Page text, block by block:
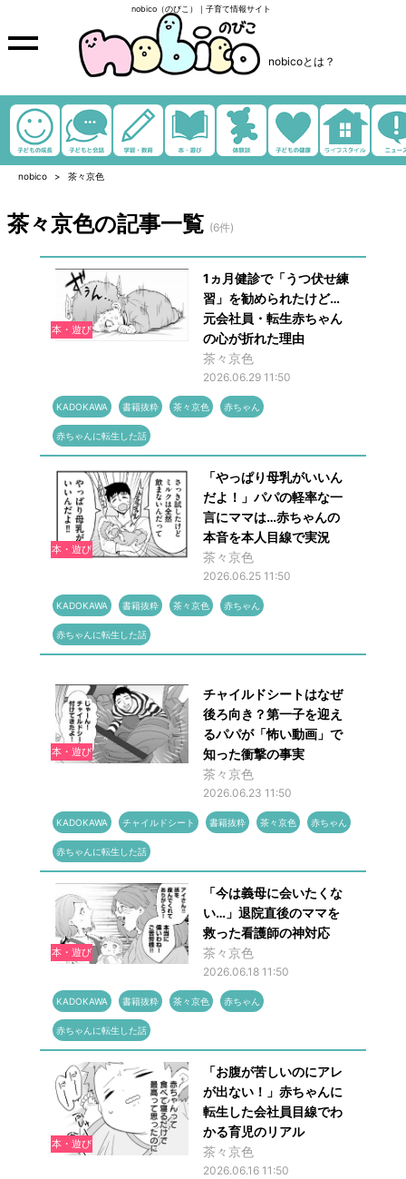
nobico（のびこ）｜子育て情報サイト
nobicoとは？
nobico 茶々京色
茶々京色の記事一覧 (6件)
本・遊び
1ヵ月健診で「うつ伏せ練
習」を勧められたけど…
元会社員・転生赤ちゃん
の心が折れた理由
茶々京色
2026.06.29 11:50
KADOKAWA 書籍抜粋 茶々京色 赤ちゃん
赤ちゃんに転生した話
本・遊び
「やっぱり母乳がいいん
だよ！」パパの軽率な一
言にママは…赤ちゃんの
本音を本人目線で実況
茶々京色
2026.06.25 11:50
KADOKAWA 書籍抜粋 茶々京色 赤ちゃん
赤ちゃんに転生した話
本・遊び
チャイルドシートはなぜ
後ろ向き？第一子を迎え
るパパが「怖い動画」で
知った衝撃の事実
茶々京色
2026.06.23 11:50
KADOKAWA チャイルドシート 書籍抜粋 茶々京色 赤ちゃん
赤ちゃんに転生した話
本・遊び
「今は義母に会いたくな
い…」退院直後のママを
救った看護師の神対応
茶々京色
2026.06.18 11:50
KADOKAWA 書籍抜粋 茶々京色 赤ちゃん
赤ちゃんに転生した話
本・遊び
「お腹が苦しいのにアレ
が出ない！」赤ちゃんに
転生した会社員目線でわ
かる育児のリアル
茶々京色
2026.06.16 11:50